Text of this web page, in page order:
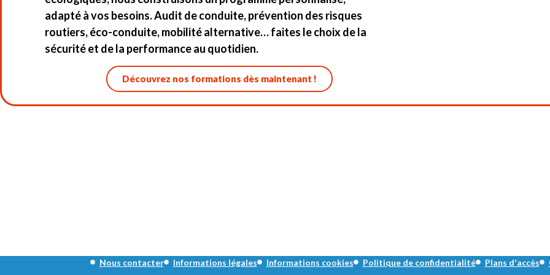
adapté à vos besoins. Audit de conduite, prévention des risques
routiers, éco-conduite, mobilité alternative… faites le choix de la
sécurité et de la performance au quotidien.
Découvrez nos formations dès maintenant !
Nous contacter Informations légales Informations cookies Politique de confidentialité Plans d'accès